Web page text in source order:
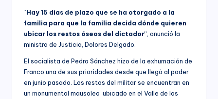
“Hay 15 días de plazo que se ha otorgado a la
familia para que la familia decida dónde quieren
ubicar los restos óseos del dictador“, anunció la
ministra de Justicia, Dolores Delgado.
El socialista de Pedro Sánchez hizo de la exhumación de
Franco una de sus prioridades desde que llegó al poder
en junio pasado. Los restos del militar se encuentran en
un monumental mausoleo ubicado en el Valle de los